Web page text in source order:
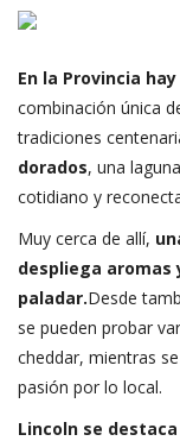
En la Provincia
combinación única
tradiciones
dorados, una
cotidiano y
Muy cerca de allí,
despliega
paladar.Desde
se pueden probar
cheddar, mientras
pasión por lo local.
Lincoln se